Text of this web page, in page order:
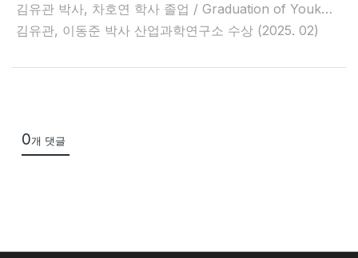
e
L
t
김유관 박사, 차호연 학사 졸업 / Graduation of Youkwan Kim, Hoyeon Cha (2025.01)
김유관, 이동준 박사 산업과학연구소 수상 (2025. 02)
0개 댓글